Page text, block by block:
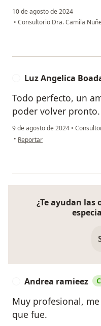
10 de agosto de 2024
• Consultorio Dra. Camila
Luz Angelica
Todo perfecto, un
poder volver pronto.
9 de agosto de 2024 •
• en opinión del usuario Luz
Reportar
¿Te ayudan las
Andrea ramieez
Muy profesional,
que fue.